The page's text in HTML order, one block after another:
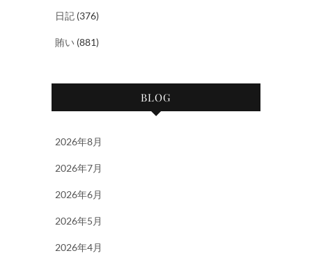
日記 (376)
賄い (881)
BLOG
2026年8月
2026年7月
2026年6月
2026年5月
2026年4月